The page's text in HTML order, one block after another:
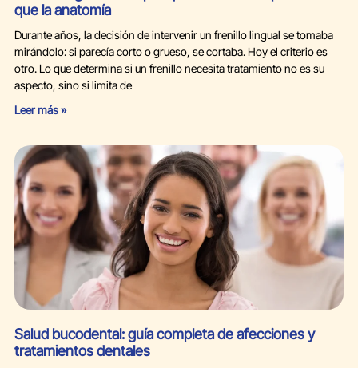
que la anatomía
Durante años, la decisión de intervenir un frenillo lingual se tomaba
mirándolo: si parecía corto o grueso, se cortaba. Hoy el criterio es
otro. Lo que determina si un frenillo necesita tratamiento no es su
aspecto, sino si limita de
Leer más »
Salud bucodental: guía completa de afecciones y
tratamientos dentales